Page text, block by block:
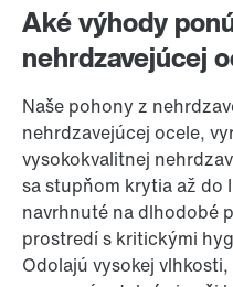
Aké výhody
nehrdzavejúcej
Naše pohony z
nehrdzavejúcej ocele,
vysokokvalitnej
sa stupňom krytia až do
navrhnuté na dlhodobé
prostredí s kritickými
Odolajú vysokej